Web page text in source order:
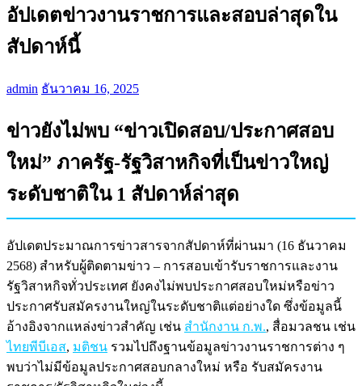
อัปเดตข่าวงานราชการและสอบล่าสุดใน
สัปดาห์นี้
admin ธันวาคม 16, 2025
ข่าวยังไม่พบ “ข่าวเปิดสอบ/ประกาศสอบ
ใหม่” ภาครัฐ‑รัฐวิสาหกิจที่เป็นข่าวใหญ่
ระดับชาติใน 1 สัปดาห์ล่าสุด
อัปเดตประมาณการข่าวสารจากสัปดาห์ที่ผ่านมา (16 ธันวาคม
2568) สำหรับผู้ติดตามข่าว – การสอบเข้ารับราชการและงาน
รัฐวิสาหกิจทั่วประเทศ ยังคงไม่พบประกาศสอบใหม่หรือข่าว
ประกาศรับสมัครงานใหญ่ในระดับชาติแต่อย่างใด ซึ่งข้อมูลนี้
อ้างอิงจากแหล่งข่าวสำคัญ เช่น สำนักงาน ก.พ., สื่อมวลชน เช่น
ไทยพีบีเอส, มติชน รวมไปถึงฐานข้อมูลข่าวงานราชการต่าง ๆ
พบว่าไม่มีข้อมูลประกาศสอบกลางใหม่ หรือ รับสมัครงาน